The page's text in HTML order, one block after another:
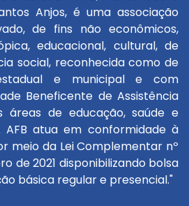
Anjos, é uma associação
de fins não econômicos,
educacional, cultural, de
social, reconhecida como de
e municipal e com
Beneficente de Assistência
áreas de educação, saúde e
AFB atua em conformidade à
meio da Lei Complementar nº
de 2021 disponibilizando bolsa
básica regular e presencial."